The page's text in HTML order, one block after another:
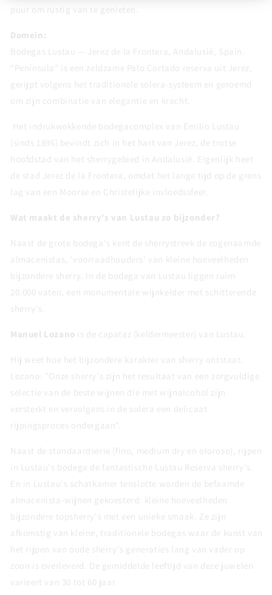
puur om rustig van te genieten.
Domein:
Bodegas Lustau
— Jerez de la Frontera, Andalusië, Spain.
“Península” is een zeldzame Palo Cortado reserva uit Jerez,
gerijpt volgens het traditionele solera-systeem en geroemd
om zijn combinatie van elegantie en kracht.
Het indrukwekkende bodegacomplex van Emilio Lustau
(sinds 1896) bevindt zich in het hart van Jerez, de trotse
hoofdstad van het sherrygebied in Andalusië. Eigenlijk heet
de stad Jerez de la Frontera, omdat het lange tijd op de grens
lag van een Moorse en Christelijke invloedssfeer.
Wat maakt de sherry's van Lustau zo bijzonder?
Naast de grote bodega's kent de sherrystreek de zogenaamde
almacenistas, 'voorraadhouders' van kleine hoeveelheden
bijzondere sherry. In de bodega van Lustau liggen ruim
20.000 vaten, een monumentale wijnkelder met schitterende
sherry's.
Manuel Lozano is de capataz (keldermeester) van Lustau.
Hij weet hoe het bijzondere karakter van sherry ontstaat.
Lozano: "Onze sherry's zijn het resultaat van een zorgvuldige
selectie van de beste wijnen die met wijnalcohol zijn
versterkt en vervolgens in de solera een delicaat
rijpingsproces ondergaan".
Naast de standaardserie (fino, medium dry en oloroso), rijpen
in Lustau's bodega de fantastische Lustau Reserva sherry's.
En in Lustau's schatkamer tenslotte worden de befaamde
almacenista-wijnen gekoesterd: kleine hoeveelheden
bijzondere topsherry's met een unieke smaak. Ze zijn
afkomstig van kleine, traditionele bodegas waar de kunst van
het rijpen van oude sherry's generaties lang van vader op
zoon is overleverd. De gemiddelde leeftijd van deze juwelen
varieert van 30 tot 60 jaar